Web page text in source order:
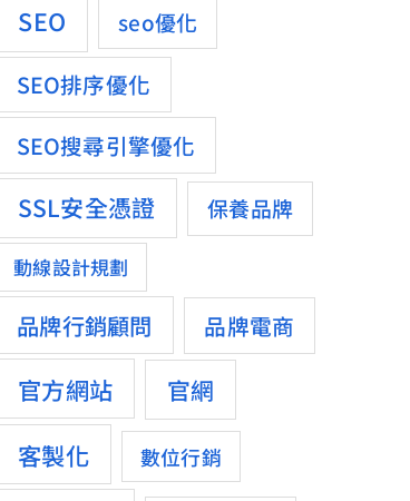
SEO seo優化
SEO排序優化
SEO搜尋引擎優化
SSL安全憑證 保養品牌
動線設計規劃
品牌行銷顧問 品牌電商
官方網站 官網
客製化 數位行銷